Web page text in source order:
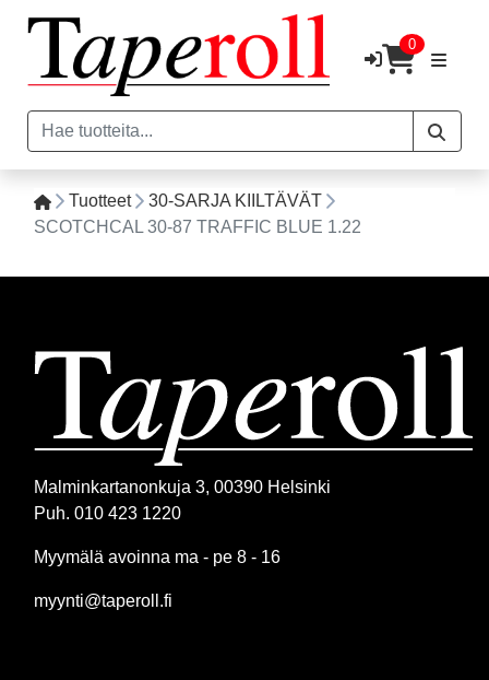
0
Tuotteet
30-SARJA KIILTÄVÄT
SCOTCHCAL 30-87 TRAFFIC BLUE 1.22
Malminkartanonkuja 3, 00390 Helsinki
Puh. 010 423 1220
Myymälä avoinna ma - pe 8 - 16
myynti@taperoll.fi